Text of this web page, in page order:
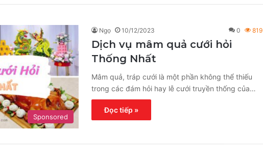
Sponsored
Ngọ 10/12/2023 0 819
Dịch vụ mâm quả cưới hỏi
Thống Nhất
Mâm quả, tráp cưới là một phần không thể thiếu
trong các đám hỏi hay lễ cưới truyền thống của…
Đọc tiếp »